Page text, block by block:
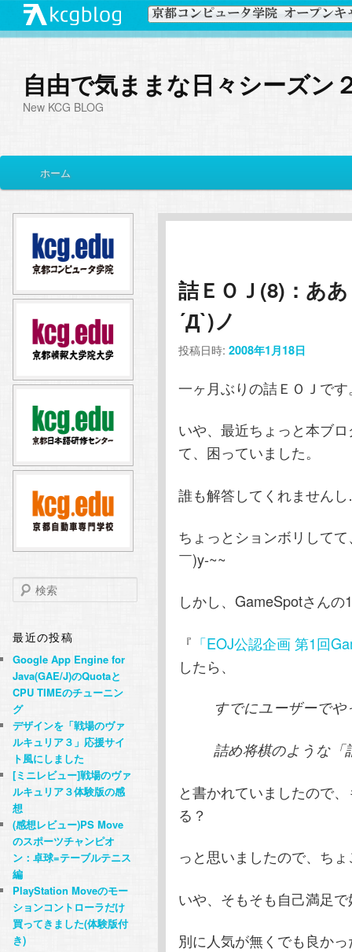
自由で気ままな日々シーズン
New KCG BLOG
イ
メ
イ
ン
コ
ン
ツ
移
サ
ブ
コ
ン
テ
へ
動
ホーム
詰ＥＯＪ(8)：あ
´Д`)ノ
投稿日時: 2008年1月18日
一ヶ月ぶりの詰ＥＯＪです
いや、最近ちょっと本ブ
て、困っていました。
誰も解答してくれません
ちょっとションボリして
￣)y-~~
しかし、GameSpotさんの
『 「EOJ公認企画 第1回
したら、
すでにユーザーで
詰め将棋のような「
と書かれていましたので
る？
っと思いましたので、ち
いや、そもそも自己満足
別に人気が無くでも良か
検
索
最近の投稿
Google App Engine for
Java(GAE/J)のQuotaと
CPU TIMEのチューニン
グ
デザインを「戦場のヴァ
ルキュリア３」応援サイ
ト風にしました
[ミニレビュー]戦場のヴァ
ルキュリア３体験版の感
想
(感想レビュー)PS Move
のスポーツチャンピオ
ン：卓球=テーブルテニス
編
PlayStation Moveのモー
ションコントローラだけ
買ってきました(体験版付
き)